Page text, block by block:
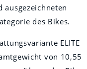
des Bikes.
ELITE
von 10,55